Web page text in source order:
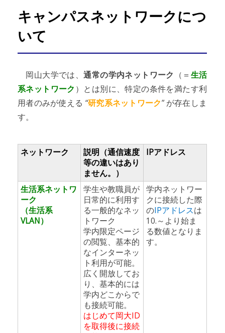
キャンパスネットワークにつ
いて
岡山大学では、通常の学内ネットワーク （＝ 生活
系ネットワーク ）とは別に、特定の条件を満たす利
用者のみが使える “研究系ネットワーク” が存在しま
す。
ネットワーク
説明（通信速度
等の違いはあり
ません。）
IPアドレス
生活系ネットワ
ーク
（生活系
VLAN）
学生や教職員が
日常的に利用す
る一般的なネッ
トワーク
学内限定ページ
の閲覧、基本的
なインターネッ
ト利用が可能。
広く開放してお
り、基本的には
学内どこからで
も接続可能。
はじめて岡大ID
を取得後に接続
学内ネットワー
クに接続した際
のIPアドレスは
10.～より始ま
る数値となりま
す。